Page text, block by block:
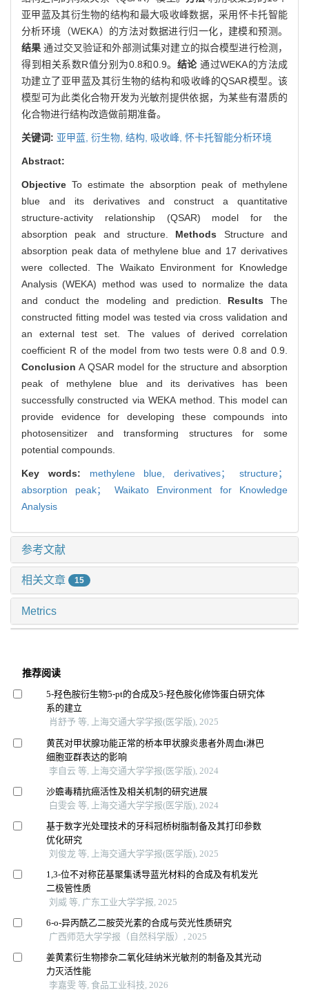
亚甲蓝及其衍生物的结构和最大吸收峰数据，采用怀卡托智能
分析环境（WEKA）的方法对数据进行归一化，建模和预测。
结果 通过交叉验证和外部测试集对建立的拟合模型进行检测，
得到相关系数R值分别为0.8和0.9。 结论通过WEKA的方法成
功建立了亚甲蓝及其衍生物的结构和吸收峰的QSAR模型。该
模型可为此类化合物开发为光敏剂提供依据，为某些有潜质的
化合物进行结构改造做前期准备。
关键词: 亚甲蓝, 衍生物, 结构, 吸收峰, 怀卡托智能分析环境
Abstract:
Objective To estimate the absorption peak of methylene
blue and its derivatives and construct a quantitative
structure-activity relationship (QSAR) model for the
absorption peak and structure. Methods Structure and
absorption peak data of methylene blue and 17 derivatives
were collected. The Waikato Environment for Knowledge
Analysis (WEKA) method was used to normalize the data
and conduct the modeling and prediction. Results The
constructed fitting model was tested via cross validation and
an external test set. The values of derived correlation
coefficient R of the model from two tests were 0.8 and 0.9.
Conclusion A QSAR model for the structure and absorption
peak of methylene blue and its derivatives has been
successfully constructed via WEKA method. This model can
provide evidence for developing these compounds into
photosensitizer and transforming structures for some
potential compounds.
Key words: methylene blue,derivatives； structure；
absorption peak； Waikato Environment for Knowledge
Analysis
参考文献
相关文章 15
Metrics
推荐阅读
5-羟色胺衍生物5-pt的合成及5-羟色胺化修饰蛋白研究体
系的建立
肖舒予 等, 上海交通大学学报(医学版), 2025
黄芪对甲状腺功能正常的桥本甲状腺炎患者外周血t淋巴
细胞亚群表达的影响
李自云 等, 上海交通大学学报(医学版), 2024
沙蟾毒精抗癌活性及相关机制的研究进展
白雯会 等, 上海交通大学学报(医学版), 2024
基于数字光处理技术的牙科冠桥树脂制备及其打印参数
优化研究
刘俊龙 等, 上海交通大学学报(医学版), 2025
1,3-位不对称芘基聚集诱导蓝光材料的合成及有机发光
二极管性质
刘威 等, 广东工业大学学报, 2025
6-o-异丙酰乙二胺荧光素的合成与荧光性质研究
广西师范大学学报（自然科学版）, 2025
姜黄素衍生物掺杂二氧化硅纳米光敏剂的制备及其光动
力灭活性能
李嘉雯 等, 食品工业科技, 2026